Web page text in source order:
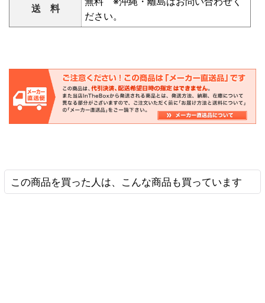
送 料
ださい。
この商品を買った人は、こんな商品も買っています